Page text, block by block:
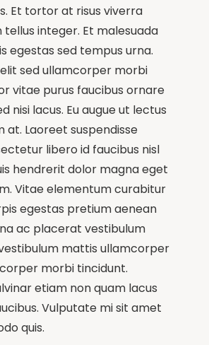
Et tortor at risus viverra
tellus integer. Et malesuada
egestas sed tempus urna.
sed ullamcorper morbi
vitae purus faucibus ornare
nisi lacus. Eu augue ut lectus
at. Laoreet suspendisse
libero id faucibus nisl
hendrerit dolor magna eget
Vitae elementum curabitur
egestas pretium aenean
ac placerat vestibulum
mattis ullamcorper
morbi tincidunt.
etiam non quam lacus
Vulputate mi sit amet
quis.